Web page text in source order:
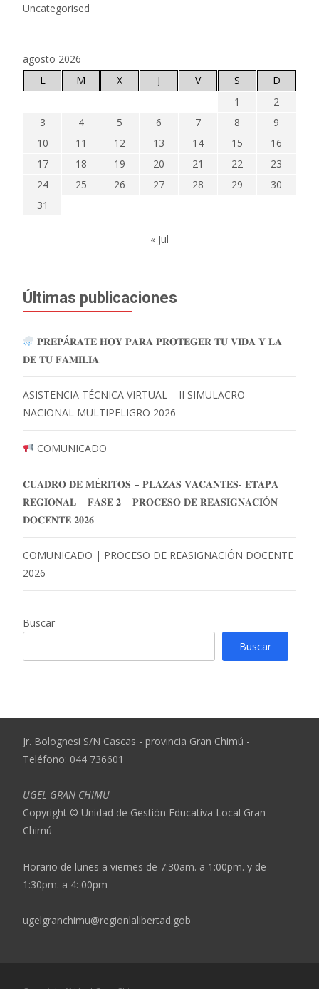
Uncategorised
agosto 2026
L
M X J V S
D
1
2
3
4 5 6 7 8
9
10
11 12 13 14 15
16
17
18 19 20 21 22
23
24
25 26 27 28 29
30
31
« Jul
Últimas publicaciones
𝐏𝐑𝐄𝐏Á𝐑𝐀𝐓𝐄 𝐇𝐎𝐘 𝐏𝐀𝐑𝐀 𝐏𝐑𝐎𝐓𝐄𝐆𝐄𝐑 𝐓𝐔 𝐕𝐈𝐃𝐀 𝐘 𝐋𝐀
𝐃𝐄 𝐓𝐔 𝐅𝐀𝐌𝐈𝐋𝐈𝐀.
ASISTENCIA TÉCNICA VIRTUAL – II SIMULACRO
NACIONAL MULTIPELIGRO 2026
COMUNICADO
𝐂𝐔𝐀𝐃𝐑𝐎 𝐃𝐄 𝐌É𝐑𝐈𝐓𝐎𝐒 – 𝐏𝐋𝐀𝐙𝐀𝐒 𝐕𝐀𝐂𝐀𝐍𝐓𝐄𝐒- 𝐄𝐓𝐀𝐏𝐀
𝐑𝐄𝐆𝐈𝐎𝐍𝐀𝐋 – 𝐅𝐀𝐒𝐄 𝟐 – 𝐏𝐑𝐎𝐂𝐄𝐒𝐎 𝐃𝐄 𝐑𝐄𝐀𝐒𝐈𝐆𝐍𝐀𝐂𝐈Ó𝐍
𝐃𝐎𝐂𝐄𝐍𝐓𝐄 𝟐𝟎𝟐𝟔
COMUNICADO | PROCESO DE REASIGNACIÓN DOCENTE
2026
Buscar
Buscar
Jr. Bolognesi S/N Cascas - provincia Gran Chimú -
Teléfono: 044 736601
UGEL GRAN CHIMU
Copyright © Unidad de Gestión Educativa Local Gran
Chimú
Horario de lunes a viernes de 7:30am. a 1:00pm. y de
1:30pm. a 4: 00pm
ugelgranchimu@regionlalibertad.gob